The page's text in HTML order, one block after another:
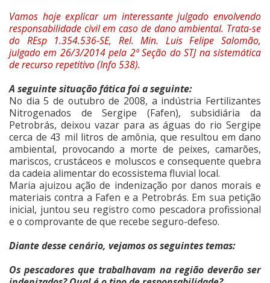
Vamos hoje explicar um interessante julgado envolvendo
responsabilidade civil em caso de dano ambiental. Trata-se
do REsp 1.354.536-SE, Rel. Min. Luis Felipe Salomão,
julgado em 26/3/2014 pela 2ª Seção do STJ na sistemática
de recurso repetitivo (Info 538).
A seguinte situação fática foi a seguinte:
No dia 5 de outubro de 2008, a indústria Fertilizantes
Nitrogenados de Sergipe (Fafen), subsidiária da
Petrobrás, deixou vazar para as águas do rio Sergipe
cerca de 43 mil litros de amônia, que resultou em dano
ambiental, provocando a morte de peixes, camarões,
mariscos, crustáceos e moluscos e consequente quebra
da cadeia alimentar do ecossistema fluvial local.
Maria ajuizou ação de indenização por danos morais e
materiais contra a Fafen e a Petrobrás. Em sua petição
inicial, juntou seu registro como pescadora profissional
e o comprovante de que recebe seguro-defeso.
Diante desse cenário, vejamos os seguintes temas:
Os pescadores que trabalhavam na região deverão ser